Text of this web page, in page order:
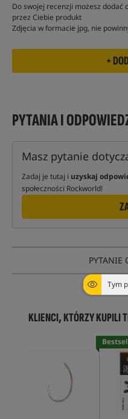
Tym
Do swojej recenzji możesz dodać
przez Ciebie produkt
Zdjęcia w formacie jpg, nie
PYTANIA I
Masz pytanie
Zadaj je tutaj i uzyskaj
społeczności Rockworld!
PYTANIE
KLIENCI, KTÓRZY KUPILI